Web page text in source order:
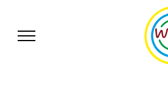
springen